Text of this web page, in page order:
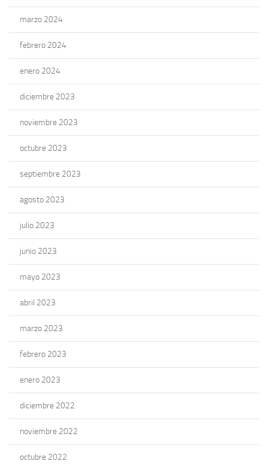
marzo 2024
febrero 2024
enero 2024
diciembre 2023
noviembre 2023
octubre 2023
septiembre 2023
agosto 2023
julio 2023
junio 2023
mayo 2023
abril 2023
marzo 2023
febrero 2023
enero 2023
diciembre 2022
noviembre 2022
octubre 2022